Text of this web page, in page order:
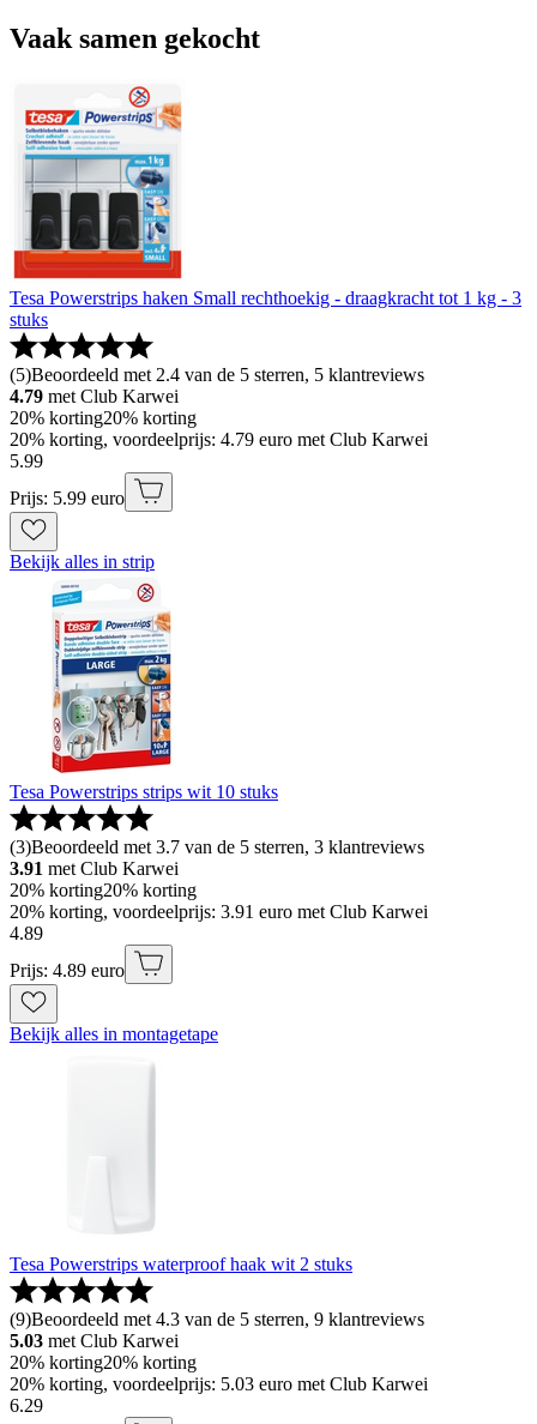
Vaak samen gekocht
Tesa Powerstrips haken Small rechthoekig - draagkracht tot 1 kg - 3
stuks
(5)Beoordeeld met 2.4 van de 5 sterren, 5 klantreviews
4.79 met Club Karwei
20% korting20% korting
20% korting, voordeelprijs: 4.79 euro met Club Karwei
5.99
Prijs: 5.99 euro
Bekijk alles in strip
Tesa Powerstrips strips wit 10 stuks
(3)Beoordeeld met 3.7 van de 5 sterren, 3 klantreviews
3.91 met Club Karwei
20% korting20% korting
20% korting, voordeelprijs: 3.91 euro met Club Karwei
4.89
Prijs: 4.89 euro
Bekijk alles in montagetape
Tesa Powerstrips waterproof haak wit 2 stuks
(9)Beoordeeld met 4.3 van de 5 sterren, 9 klantreviews
5.03 met Club Karwei
20% korting20% korting
20% korting, voordeelprijs: 5.03 euro met Club Karwei
6.29